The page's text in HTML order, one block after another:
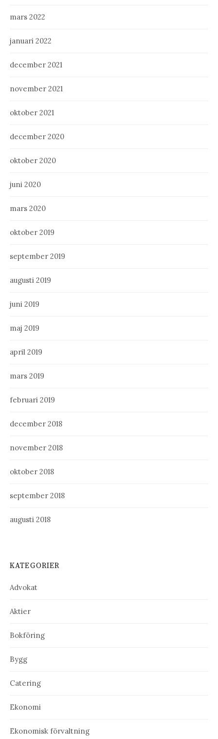
mars 2022
januari 2022
december 2021
november 2021
oktober 2021
december 2020
oktober 2020
juni 2020
mars 2020
oktober 2019
september 2019
augusti 2019
juni 2019
maj 2019
april 2019
mars 2019
februari 2019
december 2018
november 2018
oktober 2018
september 2018
augusti 2018
KATEGORIER
Advokat
Aktier
Bokföring
Bygg
Catering
Ekonomi
Ekonomisk förvaltning